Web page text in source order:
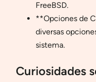
FreeBSD.
**Opciones de
diversas
sistema.
Curiosidades